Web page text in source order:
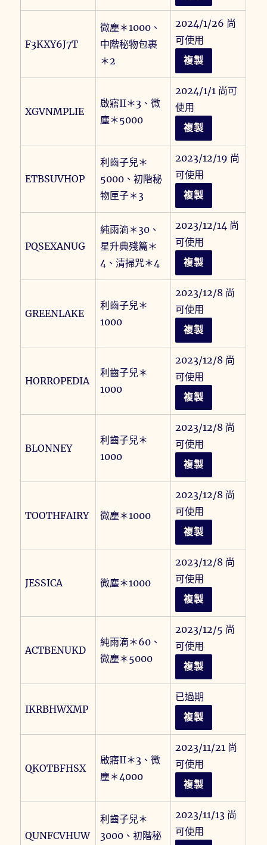
F3KXY6J7T
微塵＊1000、
中階秘物包裹
＊2
2024/1/26 尚
可使用
複製
XGVNMPLIE
啟寤II＊3、微
塵＊5000
2024/1/1 尚可
使用
複製
ETBSUVHOP
利齒子兒＊
5000、初階秘
物匣子＊3
2023/12/19 尚
可使用
複製
PQSEXANUG
純雨滴＊30、
星升典殘篇＊
4、清掃咒＊4
2023/12/14 尚
可使用
複製
GREENLAKE
利齒子兒＊
1000
2023/12/8 尚
可使用
複製
HORROPEDIA
利齒子兒＊
1000
2023/12/8 尚
可使用
複製
BLONNEY
利齒子兒＊
1000
2023/12/8 尚
可使用
複製
TOOTHFAIRY 微塵＊1000
2023/12/8 尚
可使用
複製
JESSICA 微塵＊1000
2023/12/8 尚
可使用
複製
ACTBENUKD
純雨滴＊60、
微塵＊5000
2023/12/5 尚
可使用
複製
IKRBHWXMP
已過期
複製
QKOTBFHSX
啟寤II＊3、微
塵＊4000
2023/11/21 尚
可使用
複製
QUNFCVHUW
利齒子兒＊
3000、初階秘
2023/11/13 尚
可使用